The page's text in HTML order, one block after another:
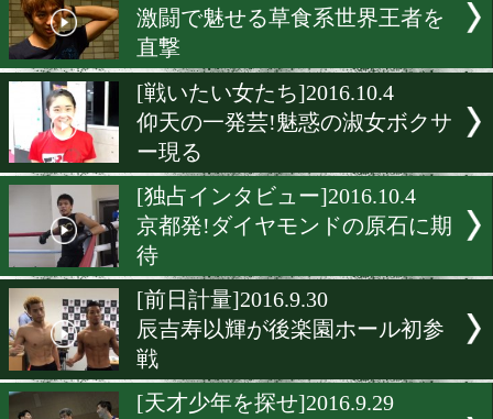
系色男
[天才少年を探せ]2016.10.6
スーパーホープが一時意識
に
[戦いたい女たち]2016.10.5
餃子の星から来た?史上最
人女子
[日本人ヒーロー特集
直撃